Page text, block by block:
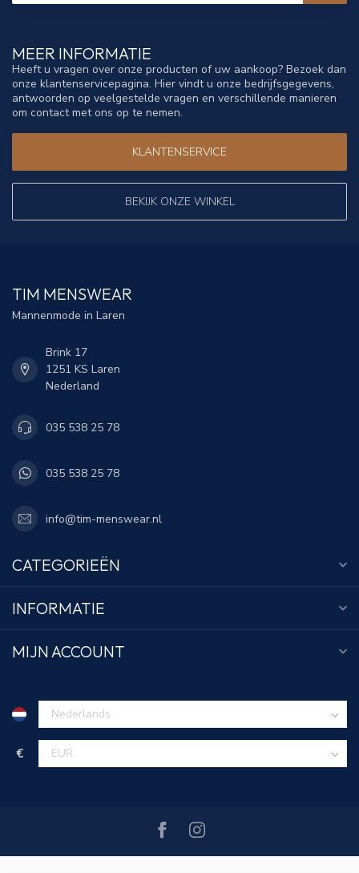
MEER INFORMATIE
Heeft u vragen over onze producten of uw aankoop? Bezoek dan
onze klantenservicepagina. Hier vindt u onze bedrijfsgegevens,
antwoorden op veelgestelde vragen en verschillende manieren
om contact met ons op te nemen.
KLANTENSERVICE
BEKIJK ONZE WINKEL
TIM MENSWEAR
Mannenmode in Laren
Brink 17
1251 KS Laren
Nederland
035 538 25 78
035 538 25 78
info@tim-menswear.nl
CATEGORIEËN
INFORMATIE
MIJN ACCOUNT
€